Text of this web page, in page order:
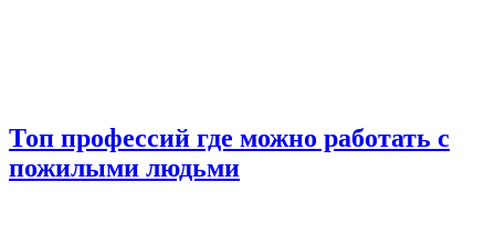
Топ профессий где можно работать с
пожилыми людьми